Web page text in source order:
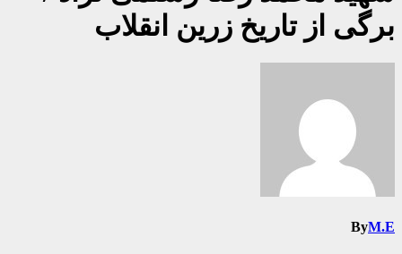
برگی از تاریخ زرین انقلاب
ByM.E